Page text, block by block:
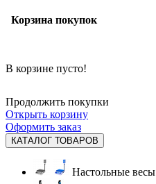
Корзина покупок
В корзине пусто!
Продолжить покупки
Открыть корзину
Оформить заказ
КАТАЛОГ ТОВАРОВ
Настольные весы